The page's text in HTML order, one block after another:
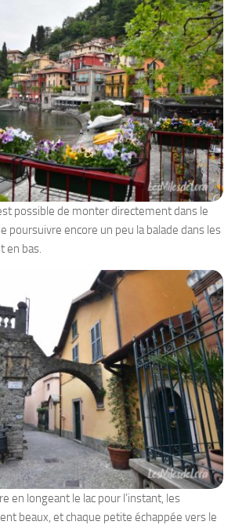
possible de monter directement dans le
poursuivre encore un peu la balade dans les
en bas.
en longeant le lac pour l’instant, les
beaux, et chaque petite échappée vers le